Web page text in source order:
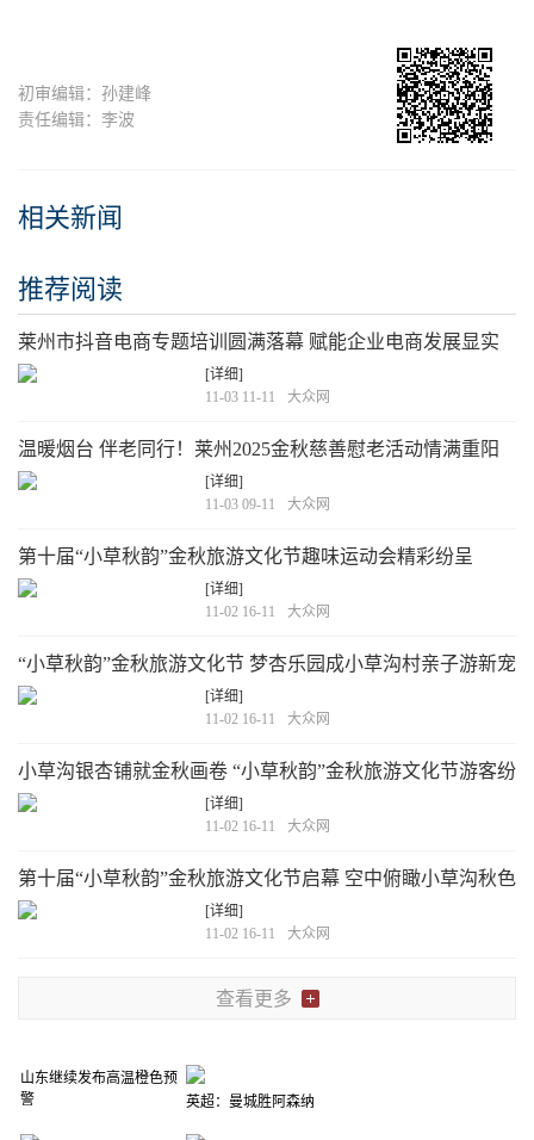
初审编辑：孙建峰
责任编辑：李波
相关新闻
推荐阅读
莱州市抖音电商专题培训圆满落幕 赋能企业电商发展显实
效
[详细]
11-03 11-11
大众网
温暖烟台 伴老同行！莱州2025金秋慈善慰老活动情满重阳
[详细]
11-03 09-11
大众网
第十届“小草秋韵”金秋旅游文化节趣味运动会精彩纷呈
[详细]
11-02 16-11
大众网
“小草秋韵”金秋旅游文化节 梦杏乐园成小草沟村亲子游新宠
[详细]
11-02 16-11
大众网
小草沟银杏铺就金秋画卷 “小草秋韵”金秋旅游文化节游客纷
至沓来打卡游玩
[详细]
11-02 16-11
大众网
第十届“小草秋韵”金秋旅游文化节启幕 空中俯瞰小草沟秋色
如画乡村振兴画卷徐徐展开
[详细]
11-02 16-11
大众网
查看更多
山东继续发布高温橙色预
警
英超：曼城胜阿森纳